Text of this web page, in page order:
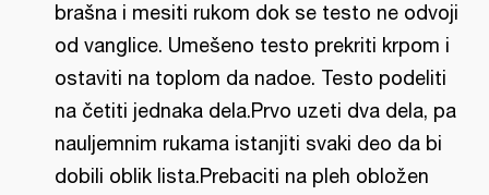
brašna i mesiti rukom dok se testo ne odvoji
od vanglice. Umešeno testo prekriti krpom i
ostaviti na toplom da nadoe. Testo podeliti
na četiti jednaka dela.Prvo uzeti dva dela, pa
nauljemnim rukama istanjiti svaki deo da bi
dobili oblik lista.Prebaciti na pleh obložen